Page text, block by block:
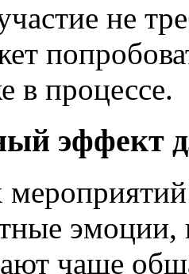
не
в процессе.
эффект
эмоции,
чаще